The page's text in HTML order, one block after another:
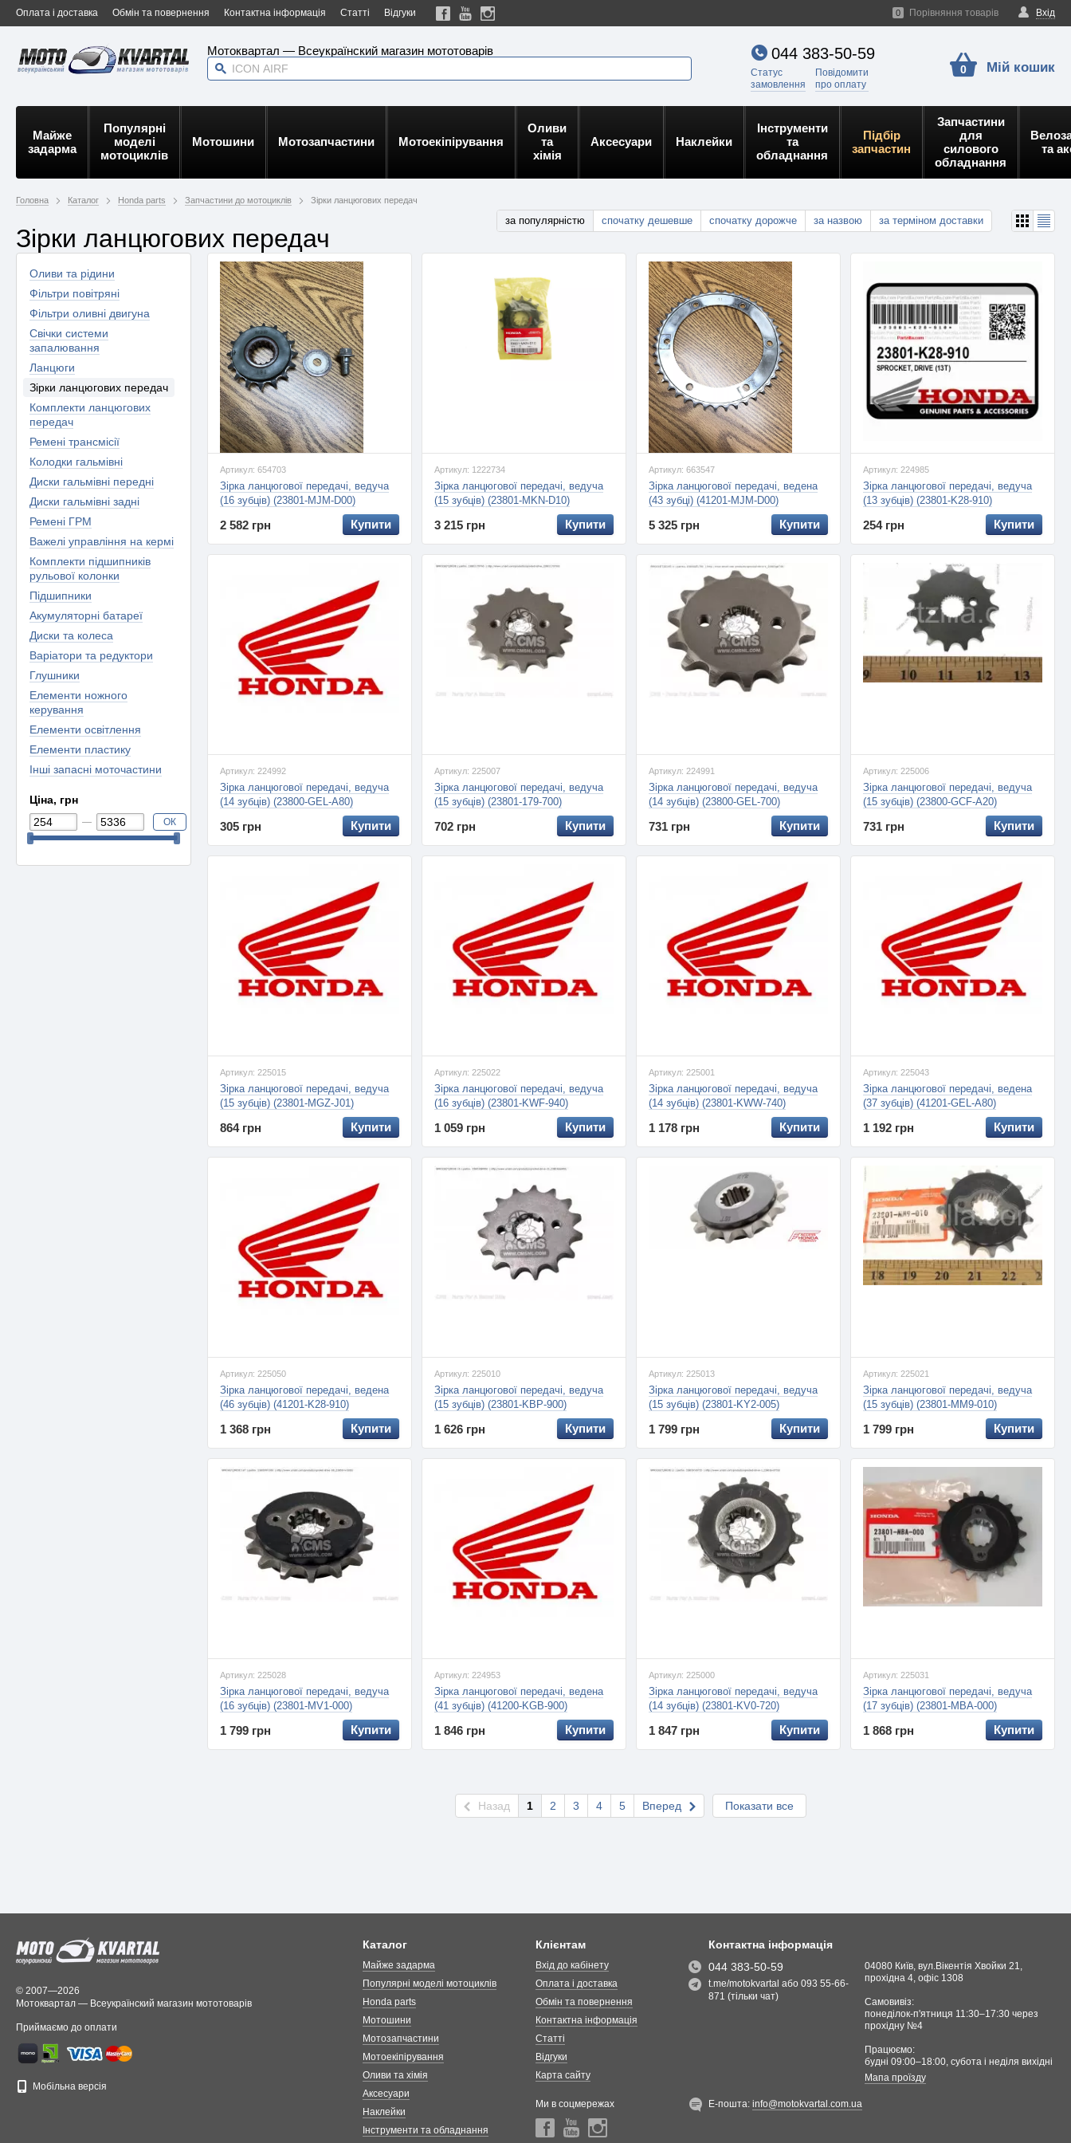
Оплата і доставка Обмін та повернення Контактна інформація Статті Відгуки Вхід
0 Порівняння товарів
Мотоквартал — Всеукраїнский магазин мототоварів 044 383-50-59
Статус
замовлення
Повідомити
про оплату
0 Мій кошик
Майже
задарма
Популярні
моделі
мотоциклів
Мотошини Мотозапчастини Мотоекіпірування
Оливи
та
хімія
Аксесуари Наклейки
Інструменти
та
обладнання
Підбір
запчастин
Запчастини
для
силового
обладнання
та
Головна Каталог Honda parts Запчастини до мотоциклів Зірки ланцюгових передач
Зірки ланцюгових передач
за популярністю спочатку дешевше спочатку дорожче за назвою за терміном доставки
Артикул: 654703
Зірка ланцюгової передачі, ведуча
(16 зубців) (23801-MJM-D00)
2 582 грн Купити
Артикул: 1222734
Зірка ланцюгової передачі, ведуча
(15 зубців) (23801-MKN-D10)
3 215 грн Купити
Артикул: 663547
Зірка ланцюгової передачі, ведена
(43 зубці) (41201-MJM-D00)
5 325 грн Купити
Артикул: 224985
Зірка ланцюгової передачі, ведуча
(13 зубців) (23801-K28-910)
254 грн Купити
Артикул: 224992
Зірка ланцюгової передачі, ведуча
(14 зубців) (23800-GEL-A80)
305 грн Купити
Артикул: 225007
Зірка ланцюгової передачі, ведуча
(15 зубців) (23801-179-700)
702 грн Купити
Артикул: 224991
Зірка ланцюгової передачі, ведуча
(14 зубців) (23800-GEL-700)
731 грн Купити
Артикул: 225006
Зірка ланцюгової передачі, ведуча
(15 зубців) (23800-GCF-A20)
731 грн Купити
Артикул: 225015
Зірка ланцюгової передачі, ведуча
(15 зубців) (23801-MGZ-J01)
864 грн Купити
Артикул: 225022
Зірка ланцюгової передачі, ведуча
(16 зубців) (23801-KWF-940)
1 059 грн Купити
Артикул: 225001
Зірка ланцюгової передачі, ведуча
(14 зубців) (23801-KWW-740)
1 178 грн Купити
Артикул: 225043
Зірка ланцюгової передачі, ведена
(37 зубців) (41201-GEL-A80)
1 192 грн Купити
Артикул: 225050
Зірка ланцюгової передачі, ведена
(46 зубців) (41201-K28-910)
1 368 грн Купити
Артикул: 225010
Зірка ланцюгової передачі, ведуча
(15 зубців) (23801-KBP-900)
1 626 грн Купити
Артикул: 225013
Зірка ланцюгової передачі, ведуча
(15 зубців) (23801-KY2-005)
1 799 грн Купити
Артикул: 225021
Зірка ланцюгової передачі, ведуча
(15 зубців) (23801-MM9-010)
1 799 грн Купити
Артикул: 225028
Зірка ланцюгової передачі, ведуча
(16 зубців) (23801-MV1-000)
1 799 грн Купити
Артикул: 224953
Зірка ланцюгової передачі, ведена
(41 зубців) (41200-KGB-900)
1 846 грн Купити
Артикул: 225000
Зірка ланцюгової передачі, ведуча
(14 зубців) (23801-KV0-720)
1 847 грн Купити
Артикул: 225031
Зірка ланцюгової передачі, ведуча
(17 зубців) (23801-MBA-000)
1 868 грн Купити
Назад 1 2 3 4 5 Вперед Показати все
Оливи та рідини
Фільтри повітряні
Фільтри оливні двигуна
Свічки системи
запалювання
Ланцюги
Зірки ланцюгових передач
Комплекти ланцюгових
передач
Ремені трансмісії
Колодки гальмівні
Диски гальмівні передні
Диски гальмівні задні
Ремені ГРМ
Важелі управління на кермі
Комплекти підшипників
рульової колонки
Підшипники
Акумуляторні батареї
Диски та колеса
Варіатори та редуктори
Глушники
Елементи ножного
керування
Елементи освітлення
Елементи пластику
Інші запасні моточастини
Ціна, грн
ОК
© 2007—2026
Мотоквартал — Всеукраїнский магазин мототоварів
Приймаємо до оплати
Мобільна версія
Каталог
Майже задарма
Популярні моделі мотоциклів
Honda parts
Мотошини
Мотозапчастини
Мотоекіпірування
Оливи та хімія
Аксесуари
Наклейки
Інструменти та обладнання
Клієнтам
Вхід до кабінету
Оплата і доставка
Обмін та повернення
Контактна інформація
Статті
Відгуки
Карта сайту
Ми в соцмережах
Контактна інформація
044 383-50-59
t.me/motokvartal або 093 55-66-
871 (тільки чат)
04080 Київ, вул.Вікентія Хвойки 21,
прохідна 4, офіс 1308
Самовивіз:
понеділок-п'ятниця 11:30–17:30 через
прохідну №4
Працюємо:
будні 09:00–18:00, cубота і неділя вихідні
Мапа проїзду
Е-пошта:info@motokvartal.com.ua